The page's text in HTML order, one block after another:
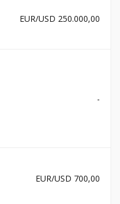
EUR/USD 250.000,00
-
EUR/USD 700,00